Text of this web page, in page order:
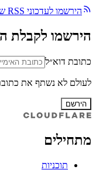
הירשמו לעדכוני RSS של Log4Shell
הירשמו לקבלת
כתובת דוא״ל
לעולם לא נשתף את
הירשם
מתחילים
תוכניות